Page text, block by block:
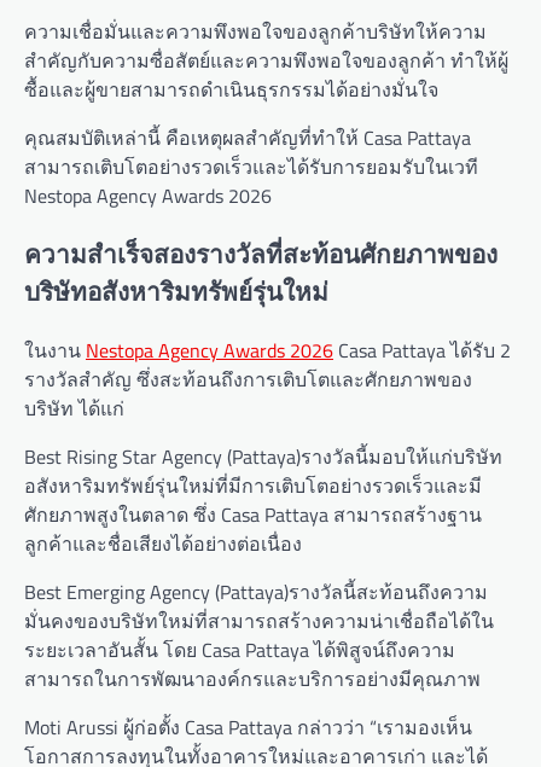
ความเชื่อมั่นและความพึงพอใจของลูกค้าบริษัทให้ความ
สำคัญกับความซื่อสัตย์และความพึงพอใจของลูกค้า ทำให้ผู้
ซื้อและผู้ขายสามารถดำเนินธุรกรรมได้อย่างมั่นใจ
คุณสมบัติเหล่านี้ คือเหตุผลสำคัญที่ทำให้ Casa Pattaya
สามารถเติบโตอย่างรวดเร็วและได้รับการยอมรับในเวที
Nestopa Agency Awards 2026
ความสำเร็จสองรางวัลที่สะท้อนศักยภาพของ
บริษัทอสังหาริมทรัพย์รุ่นใหม่
ในงาน Nestopa Agency Awards 2026 Casa Pattaya ได้รับ 2
รางวัลสำคัญ ซึ่งสะท้อนถึงการเติบโตและศักยภาพของ
บริษัท ได้แก่
Best Rising Star Agency (Pattaya)รางวัลนี้มอบให้แก่บริษัท
อสังหาริมทรัพย์รุ่นใหม่ที่มีการเติบโตอย่างรวดเร็วและมี
ศักยภาพสูงในตลาด ซึ่ง Casa Pattaya สามารถสร้างฐาน
ลูกค้าและชื่อเสียงได้อย่างต่อเนื่อง
Best Emerging Agency (Pattaya)รางวัลนี้สะท้อนถึงความ
มั่นคงของบริษัทใหม่ที่สามารถสร้างความน่าเชื่อถือได้ใน
ระยะเวลาอันสั้น โดย Casa Pattaya ได้พิสูจน์ถึงความ
สามารถในการพัฒนาองค์กรและบริการอย่างมีคุณภาพ
Moti Arussi ผู้ก่อตั้ง Casa Pattaya กล่าวว่า “เรามองเห็น
โอกาสการลงทุนในทั้งอาคารใหม่และอาคารเก่า และได้